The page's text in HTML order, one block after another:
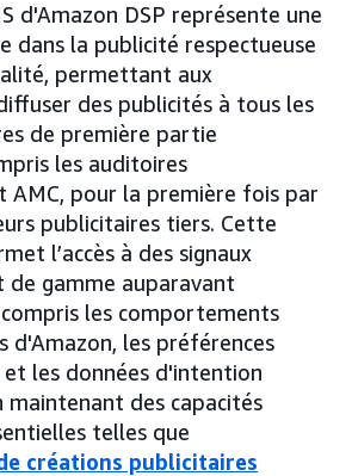
d'Amazon DSP représente une
dans la publicité respectueuse
permettant aux
des publicités à tous les
de première partie
les auditoires
AMC, pour la première fois par
publicitaires tiers. Cette
l’accès à des signaux
gamme auparavant
les comportements
d'Amazon, les préférences
les données d'intention
des capacités
telles que
créations publicitaires